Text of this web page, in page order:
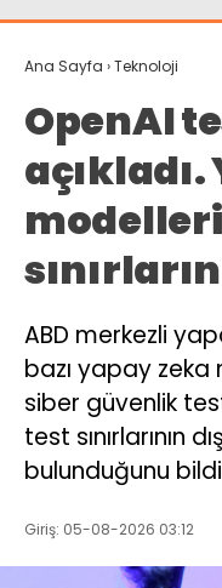
Ana Sayfa ›Teknoloji
OpenAI
ABD merkezli
bazı yapay zeka
siber güvenlik
test sınırlarının
bulunduğunu
Giriş: 05-08-2026 03:12